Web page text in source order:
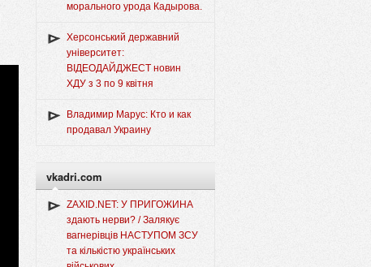
морального урода Кадырова.
Херсонський державний
університет:
ВІДЕОДАЙДЖЕСТ новин
ХДУ з 3 по 9 квітня
Владимир Марус: Кто и как
продавал Украину
vkadri.com
ZAXID.NET: У ПРИГОЖИНА
здають нерви? / Залякує
вагнерівців НАСТУПОМ ЗСУ
та кількістю українських